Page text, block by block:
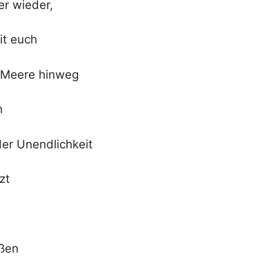
wieder,
euch
hinweg
Unendlichkeit